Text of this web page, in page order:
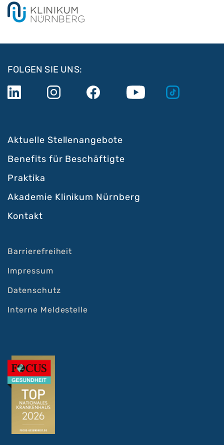
FOLGEN SIE UNS:
Aktuelle Stellenangebote
Benefits für Beschäftigte
Praktika
Akademie Klinikum Nürnberg
Kontakt
Barrierefreiheit
Impressum
Datenschutz
Interne Meldestelle